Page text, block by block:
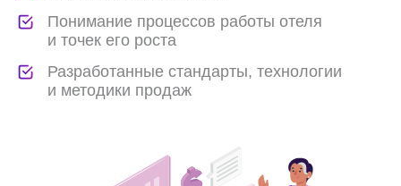
автоматизация, CRM, тарифы, найм
и обучение персонала
Диагностика отдела продаж
функционал бронирования, тестовые